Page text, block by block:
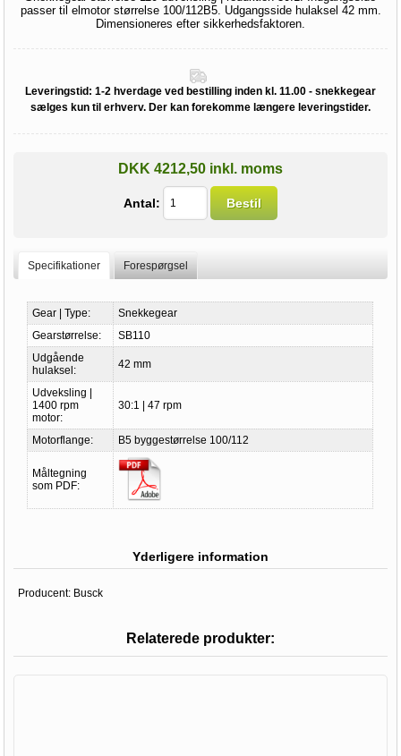
passer til elmotor størrelse 100/112B5. Udgangsside hulaksel 42 mm.
Dimensioneres efter sikkerhedsfaktoren.
Leveringstid: 1-2 hverdage ved bestilling inden kl. 11.00 - snekkegear
sælges kun til erhverv. Der kan forekomme længere leveringstider.
DKK 4212,50 inkl. moms
Antal: Bestil
Specifikationer Forespørgsel
Gear | Type:
Snekkegear
Gearstørrelse:
SB110
Udgående
hulaksel:
42 mm
Udveksling |
1400 rpm
motor:
30:1 | 47 rpm
Motorflange: B5 byggestørrelse 100/112
Måltegning
som PDF:
Yderligere information
Producent: Busck
Relaterede produkter: